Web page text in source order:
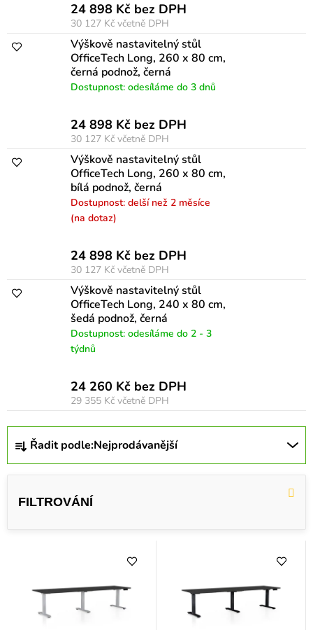
30 127 Kč včetně DPH
24 898 Kč bez DPH
Výškově nastavitelný stůl
OfficeTech Long, 260 x 80 cm,
černá podnož, černá
Dostupnost: odesíláme do 3 dnů
30 127 Kč včetně DPH
24 898 Kč bez DPH
Výškově nastavitelný stůl
OfficeTech Long, 260 x 80 cm,
bílá podnož, černá
Dostupnost: delší než 2 měsíce
(na dotaz)
30 127 Kč včetně DPH
24 898 Kč bez DPH
Výškově nastavitelný stůl
OfficeTech Long, 240 x 80 cm,
šedá podnož, černá
Dostupnost: odesíláme do 2 - 3
týdnů
29 355 Kč včetně DPH
24 260 Kč bez DPH
Ř
a
z
Řadit podle:Nejprodávanější
o
ů